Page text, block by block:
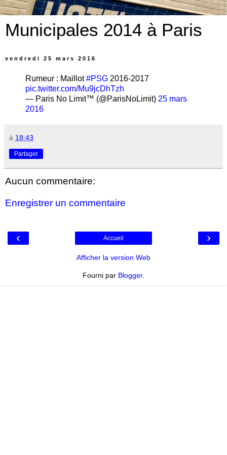
Municipales 2014 à Paris
vendredi 25 mars 2016
Rumeur : Maillot#PSG 2016-2017
pic.twitter.com/Mu9jcDhTzh
— Paris No Limit™ (@ParisNoLimit) 25 mars
2016
à 18:43
Partager
Aucun commentaire:
Enregistrer un commentaire
‹ ›
Accueil
Afficher la version Web
Fourni par Blogger.